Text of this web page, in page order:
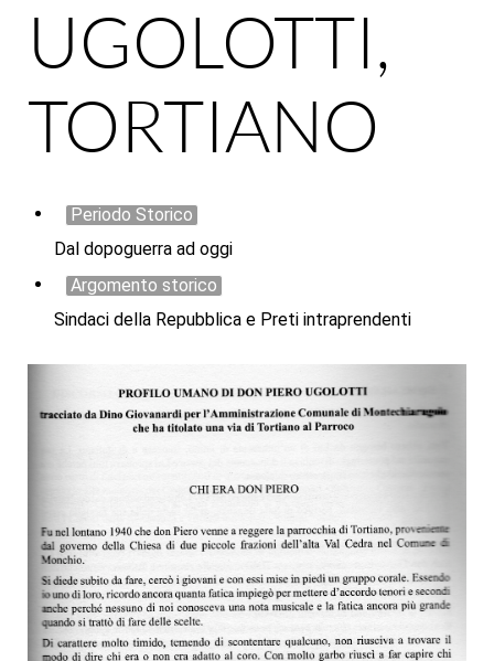
UGOLOTTI,
TORTIANO
Periodo Storico
Dal dopoguerra ad oggi
Argomento storico
Sindaci della Repubblica e Preti intraprendenti